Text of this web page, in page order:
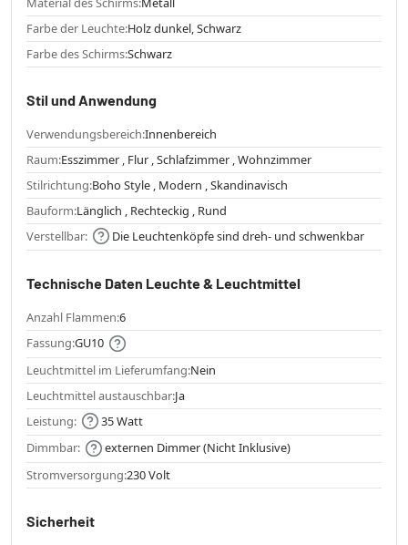
Farbe der Leuchte:Holz dunkel, Schwarz
Farbe des Schirms:Schwarz
Stil und Anwendung
Verwendungsbereich:Innenbereich
Raum:Esszimmer , Flur , Schlafzimmer , Wohnzimmer
Stilrichtung:Boho Style , Modern , Skandinavisch
Bauform:Länglich , Rechteckig , Rund
Verstellbar:
Die Leuchtenköpfe sind dreh- und schwenkbar
Technische Daten Leuchte & Leuchtmittel
Anzahl Flammen:6
Fassung:GU10
Leuchtmittel im Lieferumfang:Nein
Leuchtmittel austauschbar:Ja
Leistung:
35 Watt
Dimmbar:
externen Dimmer (Nicht Inklusive)
Stromversorgung:230 Volt
Sicherheit